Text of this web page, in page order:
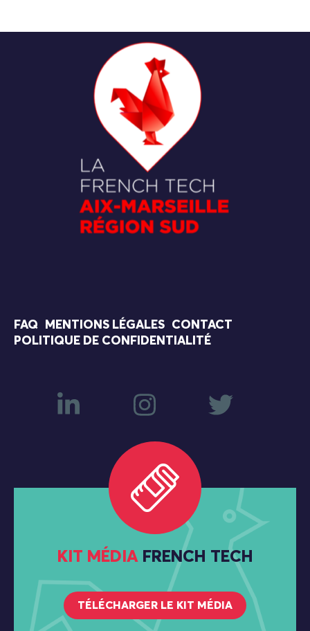
FAQ MENTIONS LÉGALES
CONTACT
POLITIQUE DE CONFIDENTIALITÉ
KIT MÉDIA FRENCH TECH
TÉLÉCHARGER LE KIT MÉDIA